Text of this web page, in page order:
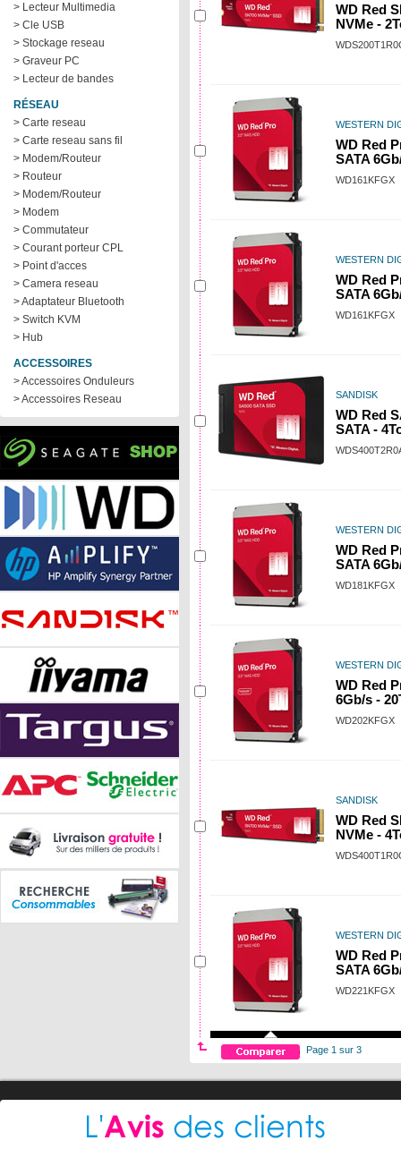
> Lecteur Multimedia
> Cle USB
> Stockage reseau
> Graveur PC
> Lecteur de bandes
RÉSEAU
> Carte reseau
> Carte reseau sans fil
> Modem/Routeur
> Routeur
> Modem/Routeur
> Modem
> Commutateur
> Courant porteur CPL
> Point d'acces
> Camera reseau
> Adaptateur Bluetooth
> Switch KVM
> Hub
ACCESSOIRES
> Accessoires Onduleurs
> Accessoires Reseau
WD Red
NVMe -
WESTERN
WD Red
SATA
WD161KFGX
WESTERN
WD Red
SATA
WD161KFGX
SANDISK
WD Red
SATA -
WESTERN
WD Red
SATA
WD181KFGX
WESTERN
WD Red
6Gb/s -
WD202KFGX
SANDISK
WD Red
NVMe -
WESTERN
WD Red
SATA
WD221KFGX
Page 1 sur 3